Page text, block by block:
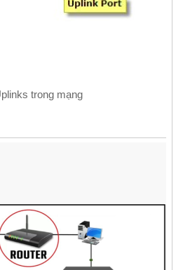
trong mạng